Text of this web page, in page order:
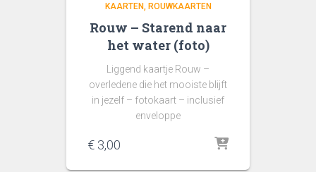
KAARTEN ROUWKAARTEN
Rouw – Starend naar
het water (foto)
Liggend kaartje Rouw –
overledene die het mooiste blijft
in jezelf – fotokaart – inclusief
enveloppe
€ 3,00